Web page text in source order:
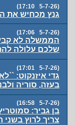
(5-7-26 17:10)
גנץ מכחיש את
(5-7-26 17:06)
הממשלה לא
שלכם עלולה
(5-7-26 17:01)
גדי איזנקוט:
בעזה, סוריה
(5-7-26 16:58)
בן גביר:
צריך לרוץ בשני